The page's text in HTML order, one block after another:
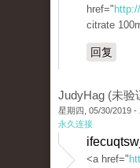
href="
citrate
回复
JudyHag (未验
星期四, 05/30/2019 -
永久连接
<a href="